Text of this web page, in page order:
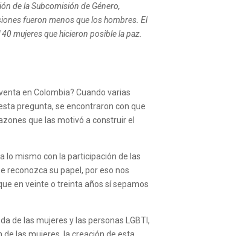
de la Subcomisión de Género,
fueron menos que los hombres. El
mujeres que hicieron posible la paz.
en Colombia? Cuando varias
pregunta, se encontraron con que
que las motivó a construir el
lo mismo con la participación de las
reconozca su papel, por eso nos
en veinte o treinta años sí sepamos
de las mujeres y las personas LGBTI,